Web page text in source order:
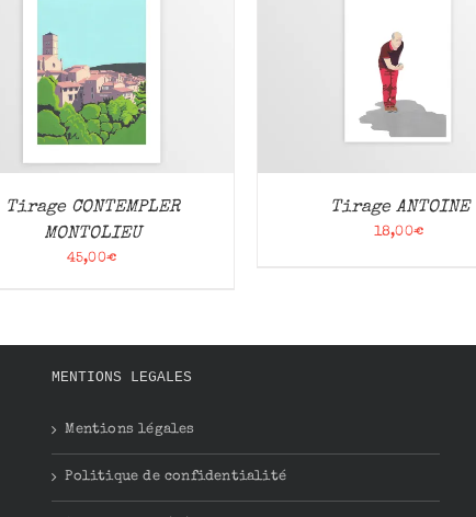
Tirage CONTEMPLER
MONTOLIEU
45,00€
AJOUTER AU PANIER
APERÇU
Tirage ANTOINE
18,00€
AJOUTER AU PANIER
APERÇU
MENTIONS LEGALES
Mentions légales
Politique de confidentialité